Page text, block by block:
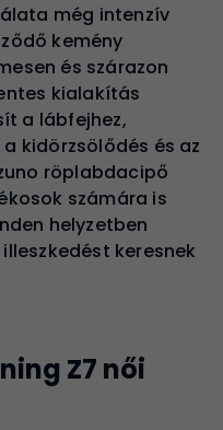
még intenzív
kemény
és szárazon
kialakítás
a lábfejhez,
kidörzsölődés és az
röplabdacipő
számára is
helyzetben
keresnek
Z7 női